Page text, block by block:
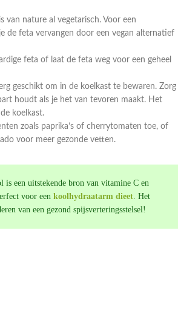
van nature al vegetarisch. Voor een
de feta vervangen door een vegan alternatief
feta of laat de feta weg voor een geheel
geschikt om in de koelkast te bewaren. Zorg
houdt als je het van tevoren maakt. Het
koelkast.
zoals paprika’s of cherrytomaten toe, of
voor meer gezonde vetten.
is een uitstekende bron van vitamine C en
voor een koolhydraatarm dieet. Het
van een gezond spijsverteringsstelsel!